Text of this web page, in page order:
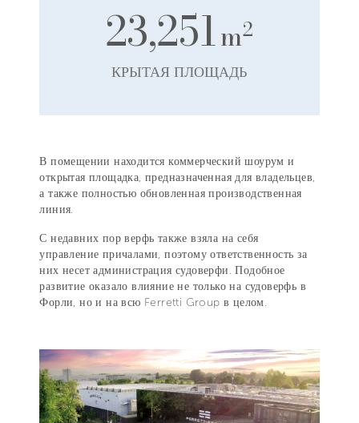
23,251m2
КРЫТАЯ ПЛОЩАДЬ
В помещении находится коммерческий шоурум и
открытая площадка, предназначенная для владельцев,
а также полностью обновленная производственная
линия.
С недавних пор верфь также взяла на себя
управление причалами, поэтому ответственность за
них несет администрация судоверфи. Подобное
развитие оказало влияние не только на судоверфь в
Форли, но и на всю Ferretti Group в целом.